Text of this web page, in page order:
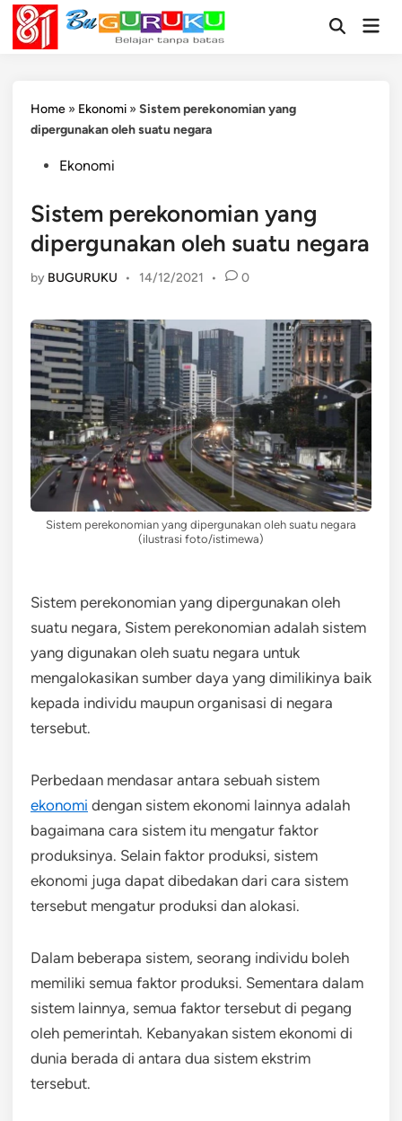
Skip
content
OpenMain
Home » Ekonomi »Sistem perekonomian yang
dipergunakan oleh suatu negara
PostedEkonomi
Sistem perekonomian yang
dipergunakan oleh suatu negara
by BUGURUKU • 14/12/2021 • 0
Sistem perekonomian yang dipergunakan oleh suatu negara
(ilustrasi foto/istimewa)
Sistem perekonomian yang dipergunakan oleh
suatu negara, Sistem perekonomian adalah sistem
yang digunakan oleh suatu negara untuk
mengalokasikan sumber daya yang dimilikinya baik
kepada individu maupun organisasi di negara
tersebut.
Perbedaan mendasar antara sebuah sistem
ekonomi dengan sistem ekonomi lainnya adalah
bagaimana cara sistem itu mengatur faktor
produksinya. Selain faktor produksi, sistem
ekonomi juga dapat dibedakan dari cara sistem
tersebut mengatur produksi dan alokasi.
Dalam beberapa sistem, seorang individu boleh
memiliki semua faktor produksi. Sementara dalam
sistem lainnya, semua faktor tersebut di pegang
oleh pemerintah. Kebanyakan sistem ekonomi di
dunia berada di antara dua sistem ekstrim
tersebut.